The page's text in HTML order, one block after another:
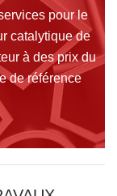
pour le
catalytique de
à des prix du
de référence